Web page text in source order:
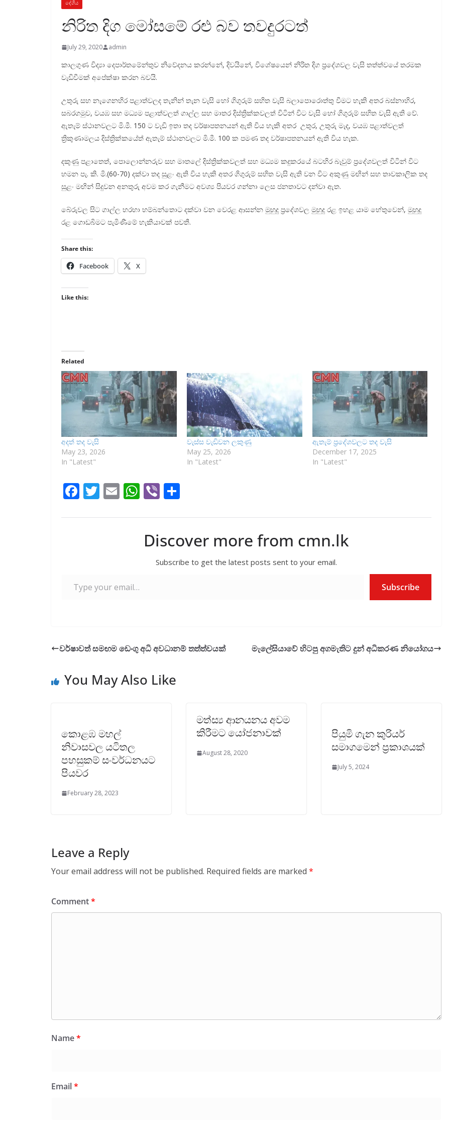
දේශීය
නිරිත දිග මෝසමේ රළු බව තවදුරටත්
July 29, 2020 admin
කාලගුණ විද්‍යා දෙපාර්තමේන්තුව නිවේදනය කරන්නේ, දිවයිනේ, විශේෂයෙන් නිරිත දිග ප්‍රදේශවල වැසි තත්ත්වයේ තරමක
වැඩිවීමක් අපේක්ෂා කරන බවයි.
උතුරු සහ නැගෙනහිර පළාත්වලද තැනින් තැන වැසි හෝ ගිගුරුම් සහිත වැසි බලාපොරොත්තු වීමට හැකි අතර බස්නාහිර,
සබරගමුව, වයඹ සහ මධ්‍යම පළාත්වලත් ගාල්ල සහ මාතර දිස්ත්‍රික්කවලත් විටින් විට වැසි හෝ ගිගුරුම් සහිත වැසි ඇති වේ.
ඇතැම් ස්ථානවලට මි.මී. 150 ට වැඩි ඉතා තද වර්ෂාපතනයන් ඇති විය හැකි අතර උතුර, උතුරු මැද, වයඹ පළාත්වලත්
ත්‍රිකුණාමලය දිස්ත්‍රික්කයේත් ඇතැම් ස්ථානවලට මි.මී. 100 ක පමණ තද වර්ෂාපතනයන් ඇති විය හැක.
දකුණු පළාතෙත්, පොලොන්නරුව සහ මාතලේ දිස්ත්‍රික්කවලත් සහ මධ්‍යම කදුකරයේ බටහිර බෑවුම් ප්‍රදේශවලත් විටින් විට
හමන පැ. කි. මි.(60-70) දක්වා තද සුළං ඇති විය හැකි අතර ගිගුරුම් සහිත වැසි ඇති වන විට අකුණු මඟින් සහ තාවකාලික තද
සුළං මඟින් සිදුවන අනතුරු අවම කර ගැනීමට අවශ්‍ය පියවර ගන්නා ලෙස ජනතාවට දන්වා ඇත.
බේරුවල සිට ගාල්ල හරහා හම්බන්තොට දක්වා වන වෙරළ ආසන්න මුහුදු ප්‍රදේශවල මුහුදු රළ ඉහළ යාම හේතුවෙන්, මුහුදු
රළ ගොඩබිමට පැමිණීමේ හැකියාවක් පවතී.
Share this:
Facebook X
Like this:
Related
අදත් තද වැසි
May 23, 2026
In "Latest"
වැස්ස වැඩිවන ලකුණු
May 25, 2026
In "Latest"
ඇතැම් ප්‍රදේශවලට තද වැසි
December 17, 2025
In "Latest"
F
e
k
T
itt
E
ai
W
at
s
Vi
er ar
e
Discover more from cmn.lk
Subscribe to get the latest posts sent to your email.
Subscribe
වර්ෂාවත් සමඟම ඩෙංගු අධි අවධානම් තත්ත්වයක් මැලේසියාවේ හිටපු අගමැතිට දුන් අධිකරණ නියෝගය
You May Also Like
කොළඹ මහල්
නිවාසවල යටිතල
පහසුකම් සංවර්ධනයට
පියවර
February 28, 2023
මත්ස්‍ය ආනයනය අවම
කිරීමට යෝජනාවක්
August 28, 2020
පියුමි ගැන කුරියර්
සමාගමෙන් ප්‍රකාශයක්
July 5, 2024
Leave a Reply
Your email address will not be published. Required fields are marked *
Comment*
Name*
Email*